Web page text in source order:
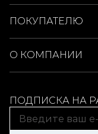
ПОКУПАТЕЛЮ
О КОМПАНИИ
ПОДПИСКА НА